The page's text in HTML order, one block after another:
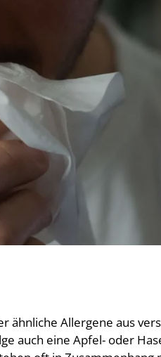
Allergene aus
auch eine Apfel- oder